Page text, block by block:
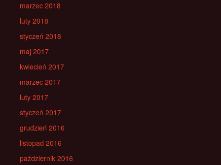
marzec 2018
luty 2018
styczeń 2018
maj 2017
kwiecień 2017
marzec 2017
luty 2017
styczeń 2017
grudzień 2016
listopad 2016
październik 2016